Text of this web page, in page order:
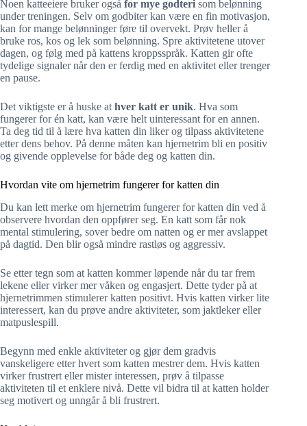
Noen katteeiere bruker også for mye godteri som belønning
under treningen. Selv om godbiter kan være en fin motivasjon,
kan for mange belønninger føre til overvekt. Prøv heller å
bruke ros, kos og lek som belønning. Spre aktivitetene utover
dagen, og følg med på kattens kroppsspråk. Katten gir ofte
tydelige signaler når den er ferdig med en aktivitet eller trenger
en pause.
Det viktigste er å huske at hver katt er unik. Hva som
fungerer for én katt, kan være helt uinteressant for en annen.
Ta deg tid til å lære hva katten din liker og tilpass aktivitetene
etter dens behov. På denne måten kan hjernetrim bli en positiv
og givende opplevelse for både deg og katten din.
Hvordan vite om hjernetrim fungerer for katten din
Du kan lett merke om hjernetrim fungerer for katten din ved å
observere hvordan den oppfører seg. En katt som får nok
mental stimulering, sover bedre om natten og er mer avslappet
på dagtid. Den blir også mindre rastløs og aggressiv.
Se etter tegn som at katten kommer løpende når du tar frem
lekene eller virker mer våken og engasjert. Dette tyder på at
hjernetrimmen stimulerer katten positivt. Hvis katten virker lite
interessert, kan du prøve andre aktiviteter, som jaktleker eller
matpuslespill.
Begynn med enkle aktiviteter og gjør dem gradvis
vanskeligere etter hvert som katten mestrer dem. Hvis katten
virker frustrert eller mister interessen, prøv å tilpasse
aktiviteten til et enklere nivå. Dette vil bidra til at katten holder
seg motivert og unngår å bli frustrert.